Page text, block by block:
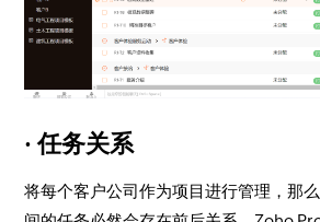
· 任务关系
将每个客户公司作为项目进行管理，那